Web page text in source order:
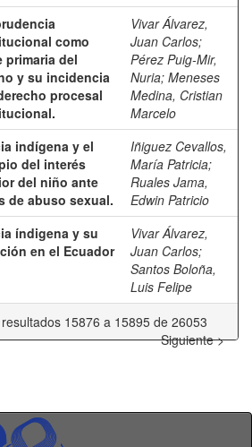
como
primaria del
y su incidencia
procesal
Vivar Álvarez,
Juan Carlos;
Pérez Puig-Mir,
Nuria; Meneses
Medina, Cristian
Marcelo
indígena y el
del interés
del niño ante
de abuso sexual.
Iñiguez Cevallos,
María Patricia;
Ruales Jama,
Edwin Patricio
índigena y su
en el Ecuador
Vivar Álvarez,
Juan Carlos;
Santos Boloña,
Luis Felipe
15876 a 15895 de 26053
Siguiente >